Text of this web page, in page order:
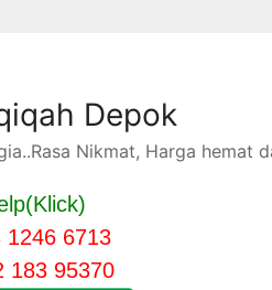
Depok
Nikmat, Harga hemat
1246 6713
183 95370